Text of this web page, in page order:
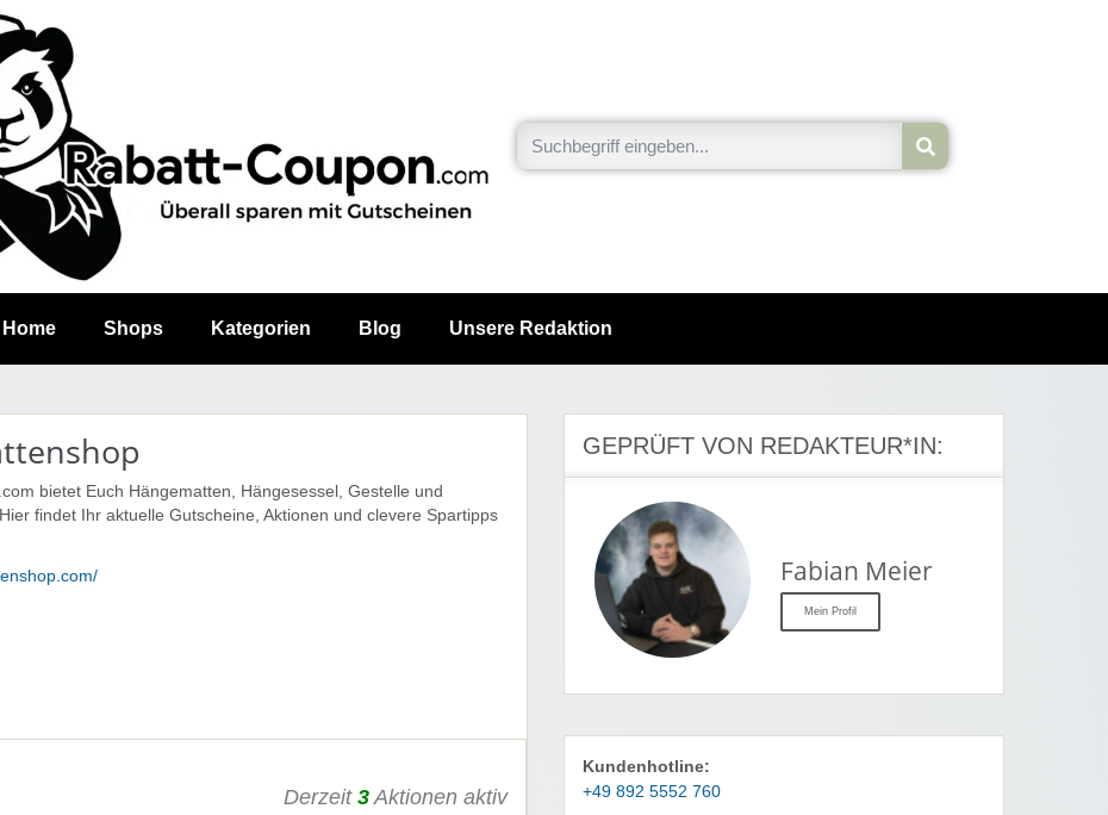
Home Shops Kategorien Blog Unsere Redaktion
bietet Euch Hängematten, Hängesessel, Gestelle und
findet Ihr aktuelle Gutscheine, Aktionen und clevere Spartipps
Derzeit 3Aktionen aktiv
GEPRÜFT VON REDAKTEUR*IN:
Fabian Meier
Mein Profil
Kundenhotline:
+49 892 5552 760